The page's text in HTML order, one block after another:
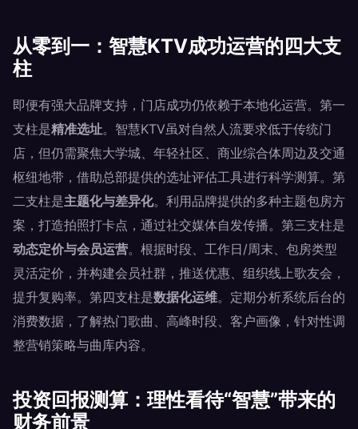
从零到一：智慧KTV成功运营的四大支
柱
即便有强大品牌支持，门店成功仍依赖于本地化运营。第一
支柱是精准选址。智慧KTV虽对自然人流要求低于传统门
店，但仍需聚焦大学城、年轻社区、商业综合体周边及交通
枢纽地带，借助总部提供的选址评估工具进行科学测算。第
二支柱是主题化与差异化。利用品牌提供的多种主题包房方
案，打造拍照打卡点，通过社交媒体自发传播。第三支柱是
动态定价与会员运营。根据时段、工作日/周末、包房类型
灵活定价，并构建会员社群，推送优惠、组织线上歌友会，
提升复购率。第四支柱是数据化运维。定期分析系统后台的
消费数据，了解热门歌曲、高峰时段、客户画像，针对性调
整营销策略与曲库内容。
投资回报测算：理性看待“智慧”带来的
财务前景